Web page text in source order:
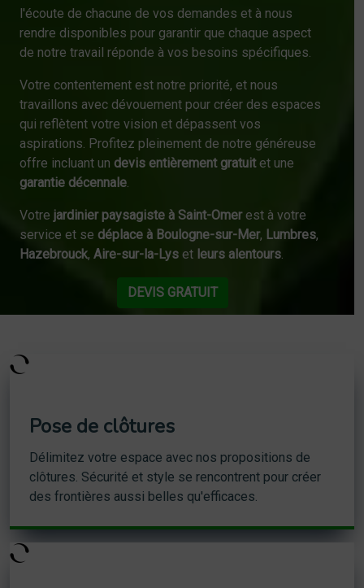
l'écoute de chacune de vos demandes et à nous
rendre disponibles pour garantir que chaque aspect
de notre travail réponde à vos besoins spécifiques.
Votre contentement est notre priorité, et nous
travaillons avec dévouement pour créer des espaces
qui reflètent votre vision et dépassent vos
aspirations. Profitez pleinement de notre généreuse
offre incluant un devis entièrement gratuitet une
garantie décennale.
Votre jardinier paysagiste à Saint-Omerest à votre
service et se déplace à Boulogne-sur-Mer, Lumbres,
Hazebrouck, Aire-sur-la-Lys et leurs alentours.
DEVIS GRATUIT
Pose de clôtures
Délimitez votre espace avec nos propositions de
clôtures. Sécurité et style se rencontrent pour créer
des frontières aussi belles qu'efficaces.